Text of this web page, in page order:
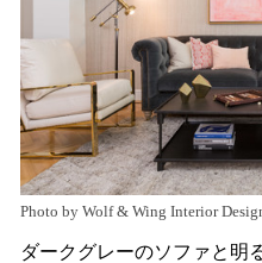
Photo by Wolf & Wing Interior
ダークグレーのソファと明